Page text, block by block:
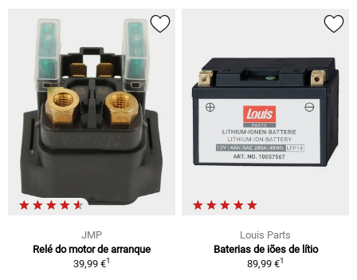
JMP
Relé do motor de arranque
39,99 €1
Louis Parts
Baterias de iões de lítio
89,99 €1